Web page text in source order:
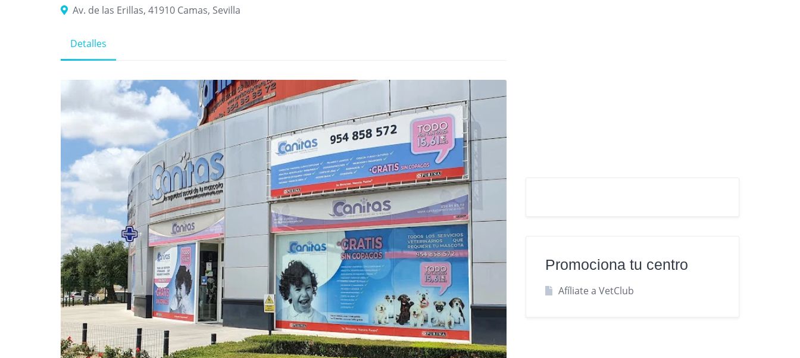
Av. de las Erillas, 41910 Camas, Sevilla
Detalles
Promociona tu centro
Afíliate a VetClub